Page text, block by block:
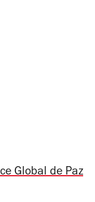
Global de Paz